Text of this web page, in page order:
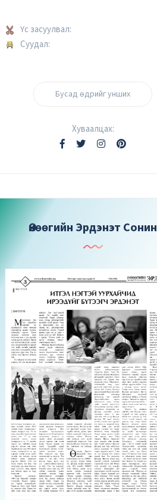
Үс засуулвал:
Суудал:
Бусад өдрийг унших
Хуваалцах:
Өнөөгийн Эрдэнэт Сонин